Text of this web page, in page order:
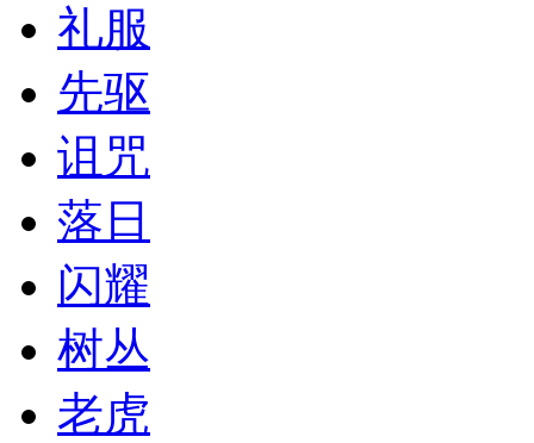
礼服
先驱
诅咒
落日
闪耀
树丛
老虎